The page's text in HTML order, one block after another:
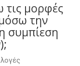
μορφές
την
συμπίεση